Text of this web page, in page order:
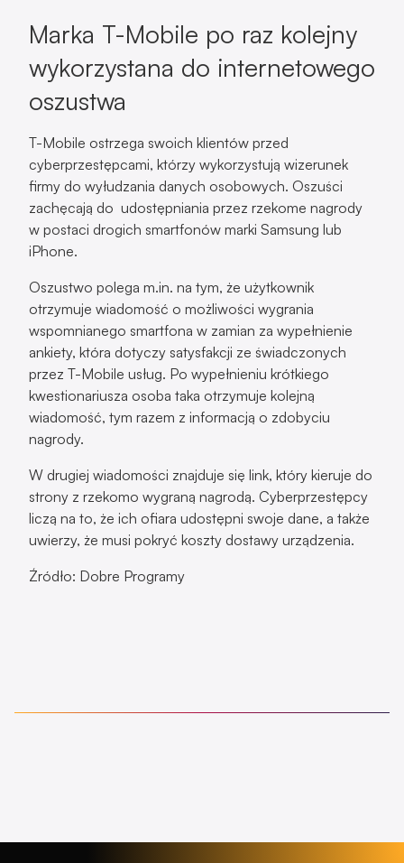
T-Mobile ostrzega swoich klientów przed
cyberprzestępcami, którzy wykorzystują wizerunek
firmy do wyłudzania danych osobowych. Oszuści
zachęcają do udostępniania przez rzekome nagrody
w postaci drogich smartfonów marki Samsung lub
iPhone.
Oszustwo polega m.in. na tym, że użytkownik
otrzymuje wiadomość o możliwości wygrania
wspomnianego smartfona w zamian za wypełnienie
ankiety, która dotyczy satysfakcji ze świadczonych
przez T-Mobile usług. Po wypełnieniu krótkiego
kwestionariusza osoba taka otrzymuje kolejną
wiadomość, tym razem z informacją o zdobyciu
nagrody.
W drugiej wiadomości znajduje się link, który kieruje do
strony z rzekomo wygraną nagrodą. Cyberprzestępcy
liczą na to, że ich ofiara udostępni swoje dane, a także
uwierzy, że musi pokryć koszty dostawy urządzenia.